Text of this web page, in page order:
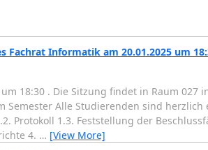
Fachrat Informatik am 20.01.2025 um
18:30 . Die Sitzung findet in Raum 027
Semester Alle Studierenden sind
Protokoll 1.3. Feststellung der
4. … [View More]